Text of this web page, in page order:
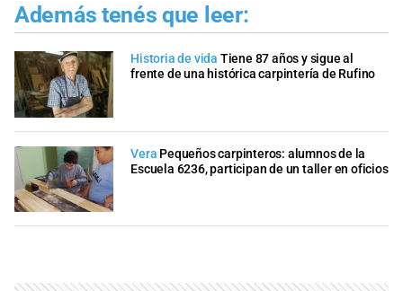
Además tenés que leer:
Historia de vida Tiene 87 años y sigue al
frente de una histórica carpintería de Rufino
Vera Pequeños carpinteros: alumnos de la
Escuela 6236, participan de un taller en oficios